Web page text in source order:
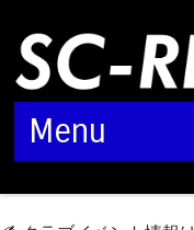
Menu